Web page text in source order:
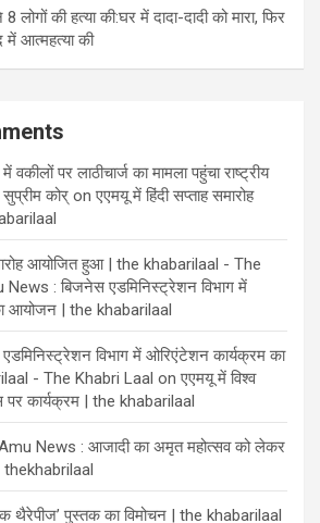
की हत्या की:घर में दादा-दादी को मारा, फिर
में आत्महत्या की
पर लाठीचार्ज का मामला पहुंचा राष्ट्रीय
कोर् onएएमयू में हिंदी सप्ताह समारोह
आयोजित हुआ | the khabarilaal - The
News : बिजनेस एडमिनिस्ट्रेशन विभाग में
आयोजन | the khabarilaal
विभाग में ओरिएंटेशन कार्यक्रम का
- The Khabri Laal onएएमयू में विश्व
पर कार्यक्रम | the khabarilaal
News : आजादी का अमृत महोत्सव को लेकर
thekhabrilaal
थैरेपीज’ पुस्तक का विमोचन | the khabarilaal